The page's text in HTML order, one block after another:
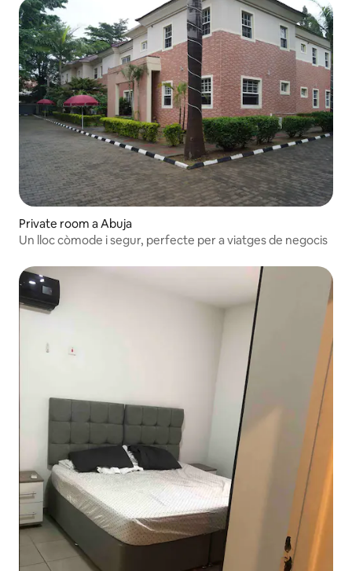
Private room a Abuja
Un lloc còmode i segur, perfecte per a viatges de negocis